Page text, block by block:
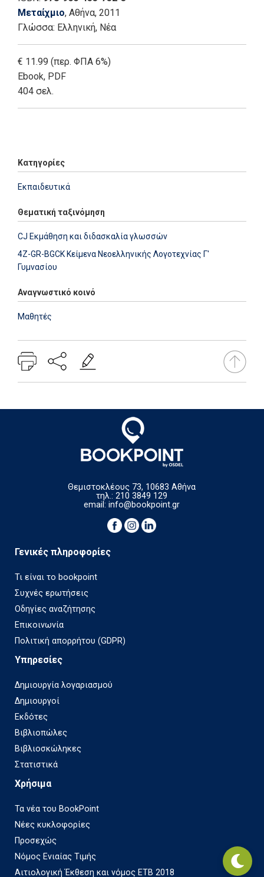
Μεταίχμιο, Αθήνα, 2011
Γλώσσα: Ελληνική, Νέα
€ 11.99 (περ. ΦΠΑ 6%)
Ebook, PDF
404 σελ.
Κατηγορίες
Εκπαιδευτικά
Θεματική ταξινόμηση
CJ Εκμάθηση και διδασκαλία γλωσσών
4Z-GR-BGCK Κείμενα Νεοελληνικής Λογοτεχνίας Γ'
Γυμνασίου
Αναγνωστικό κοινό
Μαθητές
Θεμιστοκλέους 73, 10683 Αθήνα
τηλ.: 210 3849 129
email:info@bookpoint.gr
Γενικές πληροφορίες
Τι είναι το bookpoint
Συχνές ερωτήσεις
Οδηγίες αναζήτησης
Επικοινωνία
Πολιτική απορρήτου (GDPR)
Υπηρεσίες
Δημιουργία λογαριασμού
Δημιουργοί
Εκδότες
Βιβλιοπώλες
Βιβλιοσκώληκες
Στατιστικά
Χρήσιμα
Τα νέα του BookPoint
Νέες κυκλοφορίες
Προσεχώς
Νόμος Ενιαίας Τιμής
Αιτιολογική Έκθεση και νόμος ΕΤΒ 2018